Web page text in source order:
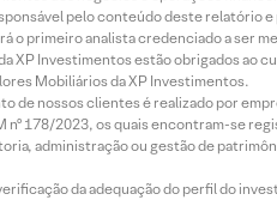
pelo conteúdo deste relatório
o primeiro analista credenciado a ser
XP Investimentos estão obrigados ao
Mobiliários da XP Investimentos.
de nossos clientes é realizado por
nº 178/2023, os quais encontram-se
administração ou gestão de
da adequação do perfil do